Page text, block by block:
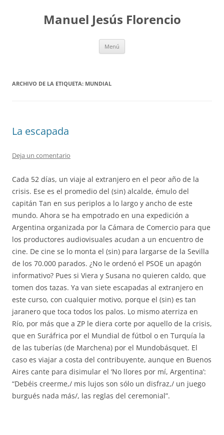
contenidoManuel Jesús Florencio
Menú
ARCHIVO DE LA ETIQUETA: MUNDIAL
La escapada
Deja un comentario
Cada 52 días, un viaje al extranjero en el peor año de la
crisis. Ese es el promedio del (sin) alcalde, émulo del
capitán Tan en sus periplos a lo largo y ancho de este
mundo. Ahora se ha empotrado en una expedición a
Argentina organizada por la Cámara de Comercio para que
los productores audiovisuales acudan a un encuentro de
cine. De cine se lo monta el (sin) para largarse de la Sevilla
de los 70.000 parados. ¿No le ordenó el PSOE un apagón
informativo? Pues si Viera y Susana no quieren caldo, que
tomen dos tazas. Ya van siete escapadas al extranjero en
este curso, con cualquier motivo, porque el (sin) es tan
jaranero que toca todos los palos. Lo mismo aterriza en
Río, por más que a ZP le diera corte por aquello de la crisis,
que en Suráfrica por el Mundial de fútbol o en Turquía la
de las tuberías (de Marchena) por el Mundobásquet. El
caso es viajar a costa del contribuyente, aunque en Buenos
Aires cante para disimular el ‘No llores por mí, Argentina’:
“Debéis creerme,/ mis lujos son sólo un disfraz,/ un juego
burgués nada más/, las reglas del ceremonial”.